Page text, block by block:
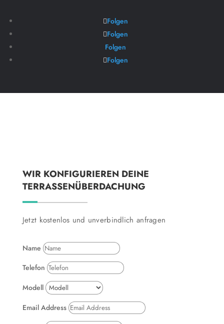
Folgen
Folgen
Folgen
Folgen
WIR KONFIGURIEREN DEINE
TERRASSENÜBERDACHUNG
Jetzt kostenlos und unverbindlich anfragen
Name
Telefon
Modell
Email Address